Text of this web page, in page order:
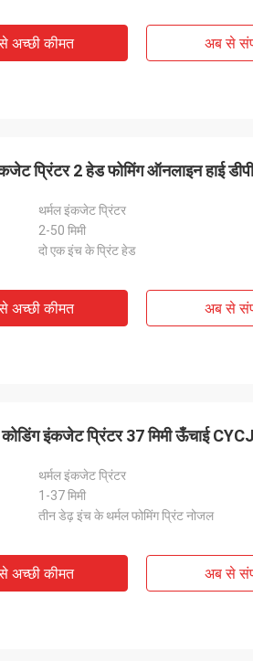
अच्छी कीमत अब से
प्रिंटर 2 हेड फोमिंग ऑनलाइन हाई
थर्मल इंकजेट प्रिंटर
2-50 मिमी
दो एक इंच के प्रिंट हेड
अच्छी कीमत अब से
इंकजेट प्रिंटर 37 मिमी ऊँचाई
थर्मल इंकजेट प्रिंटर
1-37 मिमी
तीन डेढ़ इंच के थर्मल फोमिंग प्रिंट नोजल
अच्छी कीमत अब से